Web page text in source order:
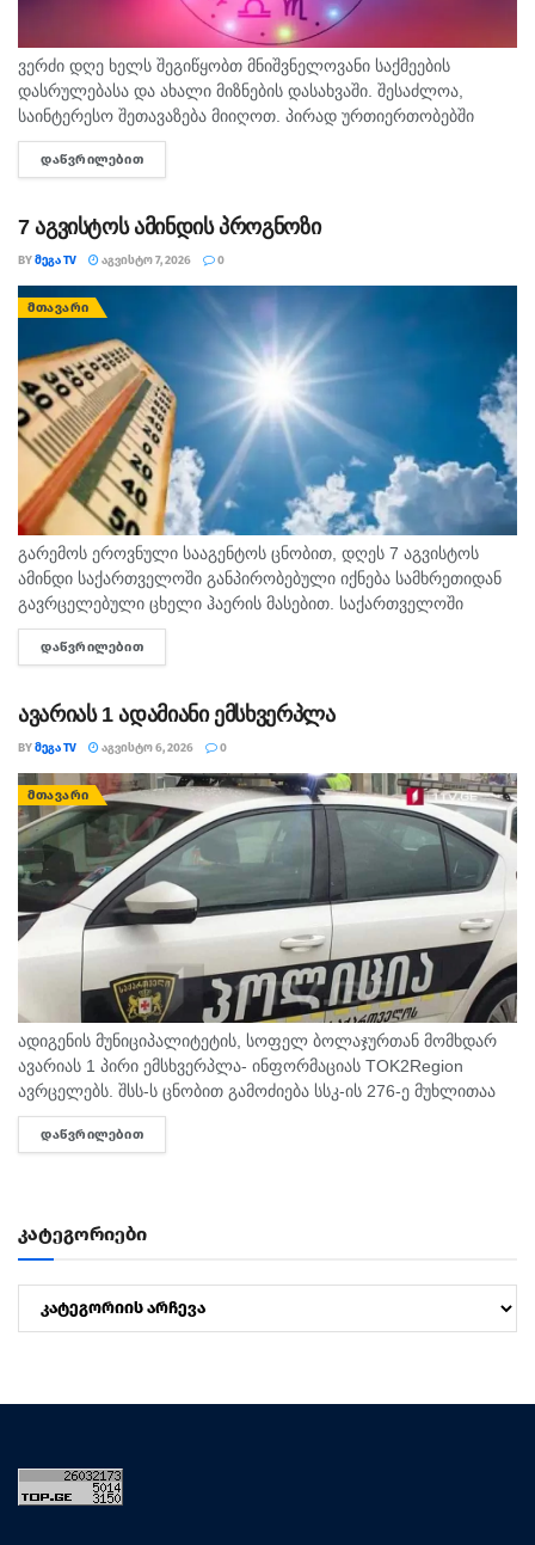
ვერძი დღე ხელს შეგიწყობთ მნიშვნელოვანი საქმეების
დასრულებასა და ახალი მიზნების დასახვაში. შესაძლოა,
საინტერესო შეთავაზება მიიღოთ. პირად ურთიერთობებში
გულწრფელი საუბარი ბევრ გაუგებრობას გააქრობს. კურო
ფინანსურ საკითხებში სიფრთხილე გამოიჩინეთ და ემოციური...
ᲓᲐᲬᲕᲠᲘᲚᲔᲑᲘᲗ
7 აგვისტოს ამინდის პროგნოზი
BYᲛᲔᲒᲐ TV ᲐᲒᲕᲘᲡᲢᲝ 7, 2026 0
ᲛᲗᲐᲕᲐᲠᲘ
გარემოს ეროვნული სააგენტოს ცნობით, დღეს 7 აგვისტოს
ამინდი საქართველოში განპირობებული იქნება სამხრეთიდან
გავრცელებული ცხელი ჰაერის მასებით. საქართველოში
მოსალოდნელია: დროგამოშვებით ღრუბლიანობის მომატება.
უმეტესად უნალექოდ. იქროლებსაღმოსავლეთის
ᲓᲐᲬᲕᲠᲘᲚᲔᲑᲘᲗ
ავარიას 1 ადამიანი ემსხვერპლა
BYᲛᲔᲒᲐ TV ᲐᲒᲕᲘᲡᲢᲝ 6, 2026 0
ᲛᲗᲐᲕᲐᲠᲘ
ადიგენის მუნიციპალიტეტის, სოფელ ბოლაჯურთან მომხდარ
ავარიას 1 პირი ემსხვერპლა- ინფორმაციას TOK2Region
ავრცელებს. შსს-ს ცნობით გამოძიება სსკ-ის 276-ე მუხლითაა
დაწყებული, რაც ტრანსპორტის მოძრაობის უსაფრთხოების ან
ექსპლუატაციის წესის დარღვევას გულისხმობს.
ᲓᲐᲬᲕᲠᲘᲚᲔᲑᲘᲗ
კატეგორიები
კატეგორიები